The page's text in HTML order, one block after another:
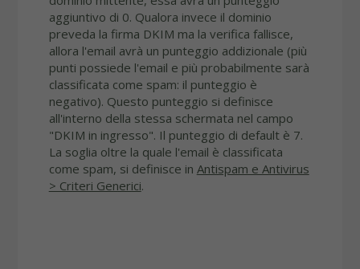
aggiuntivo di 0. Qualora invece il dominio
preveda la firma DKIM ma la verifica fallisce,
allora l'email avrà un punteggio addizionale (più
punti possiede l'email e più probabilmente sarà
classificata come spam: il punteggio è
negativo). Questo punteggio si definisce
all'interno della stessa schermata nel campo
"DKIM in ingresso". Il punteggio di default è 7.
La soglia oltre la quale l'email è classificata
come spam, si definisce in Antispam e Antivirus
> Criteri Generici.